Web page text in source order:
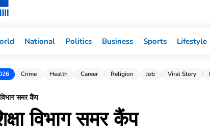
National Politics Business Sports Lifestyle
Crime Health Career Religion Job Viral Story
विभाग समर कैंप
विभाग समर कैंप